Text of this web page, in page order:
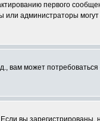
первого
или администраторы
вам может
вы зарегистрированы,